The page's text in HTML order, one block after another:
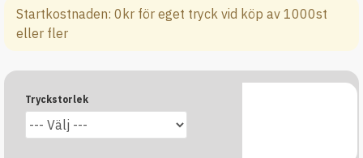
Startkostnaden: 0kr för eget tryck vid köp av 1000st
eller fler
Tryckstorlek